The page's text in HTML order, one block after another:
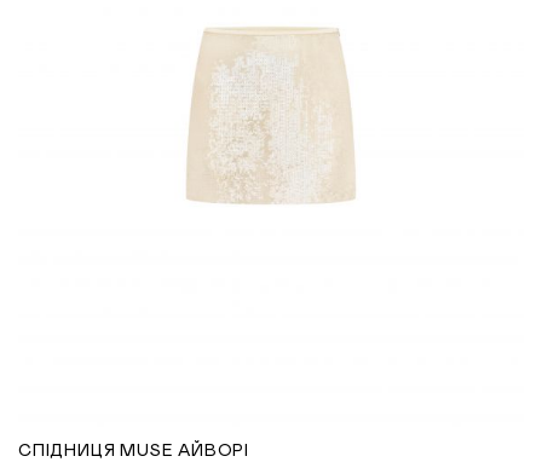
СПІДНИЦЯ MUSE АЙВОРІ